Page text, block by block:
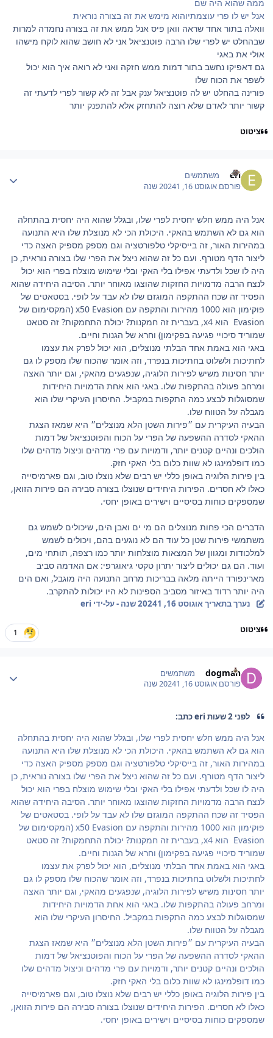
ממה שהוא היה שם
אנל יש לו פרי עוצמתיוהוא מימש את זה בצורה נוראית
וואלה בתור אחד שראה וואן פיס אנל ממש את זה בצורה נחמדה למרות
שבהחלט יש לפרי שלו הרבה פוטנציאל אני לא חושב שהוא לוקח מישהו
אולי את באגי
גם דאפיקו נחשב בתור דמות ממש חזקה ואני לא רואה איך הוא יכול
לשפר את הכוח שלו
פורינה בהחלט יש לה פוטנציאל ענק אבל זה לא קשור לפרי לדעתי זה
קשור יותר לאדם שלא רוצה להתחזק אלא להתפנק יותר
ציטוט
eri משתמשים
פורסםאוגוסט 16, 2024 1 שנה
אנל היה ממש חלש יחסית לפרי שלו, ובגלל שהוא היה יחסית בהתחלה
הוא גם לא השתמש בהאקי. היכולת הכי לא מנוצלת שלו היא התנועה
במהירות האור, זה בייסיקלי טלפורטציה וגם מספק מספיק האצה כדי
ליצור הדף מטורף. ועם כל זה שהוא ניצל את הפרי שלו בצורה נוראית, כן
היה לו שכל ולדעתי אפילו בלי האקי ובלי שימוש מוצלח בפרי הוא יכול
לנצח הרבה מדמויות החזקות שהוצגו מאוחר יותר. הסיבה היחידה שהוא
הפסיד זה שכח ההתקפה המוגזם שלו לא עבד על לופי. בסטאטים של
פוקימון הוא 1000 מהירות והתקפה עם x50 Evasion (המקסימום של
Evasion הוא x4, בעברית זה חמקנות? יכולת התחמקות? זה סטאט
שמוריד סיכויי פגיעה בפקימון) וחרא של הגנות וחיים.
באגי הוא באמת אחד הבלתי מנוצלים, הוא יכול לפרק את עצמו
לחתיכות ולשלוט בחתיכות בנפרד, וזה אומר שהכוח שלו מספק לו גם
יותר חסינות משיש לפירות הלוגיה, שנפגעים מהאקי, וגם יותר האצה
ומרחב פעולה בהתקפות שלו. באגי הוא אחת הדמויות היחידות
שמסוגלות לבצע כמה התקפות במקביל. החיסרון העיקרי שלו הוא
מגבלה על הטווח שלו.
הבעיה העיקרית עם ״פירות השטן הלא מנוצלים״ היא שמאז הצגת
ההאקי לסדרה ההשפעה של הפרי על הכוח והפוטנציאל של דמות
הולכים ונהיים קטנים יותר, ודמויות עם פרי מדהים וניצול מדהים שלו
כמו דופלמינגו לא שוות כלום בלי האקי חזק.
בין פירות הלוגיה באופן כללי יש רבים שלא נוצלו טוב, וגם פארמיסייה
כאלו לא חסרים. הפירות היחידים שנוצלו בצורה סבירה הם פירות הזואן,
שמספקים כוחות בסיסיים וישירים באופן יחסי.
הדברים הכי פחות מנוצלים הם מי ים ואבן הים, שיכולים לשמש גם
משתמשי פירות שטן כל עוד הם לא נוגעים בהם, ויכולים לשמש
למלכודות ומגוון של המצאות מוצלחות יותר כמו רצפה, תותחי מים,
ועוד. הם גם יכולים ליצור יתרון טקטי גיאוגרפי: אם האדמה סביב
מארינפורד הייתה מלאה בבריכות מרחב התנועה היה מוגבל, ואם הים
היה יותר רדוד באיזור מסביב הספינות לא היו יכולות להתקרב.
נערך בתאריךאוגוסט 16, 2024 1 שנה - על-ידי eri
ציטוט 1
dogman משתמשים
פורסםאוגוסט 16, 2024 1 שנה
לפני 2 שעות eri כתב:
אנל היה ממש חלש יחסית לפרי שלו, ובגלל שהוא היה יחסית בהתחלה
הוא גם לא השתמש בהאקי. היכולת הכי לא מנוצלת שלו היא התנועה
במהירות האור, זה בייסיקלי טלפורטציה וגם מספק מספיק האצה כדי
ליצור הדף מטורף. ועם כל זה שהוא ניצל את הפרי שלו בצורה נוראית, כן
היה לו שכל ולדעתי אפילו בלי האקי ובלי שימוש מוצלח בפרי הוא יכול
לנצח הרבה מדמויות החזקות שהוצגו מאוחר יותר. הסיבה היחידה שהוא
הפסיד זה שכח ההתקפה המוגזם שלו לא עבד על לופי. בסטאטים של
פוקימון הוא 1000 מהירות והתקפה עם x50 Evasion (המקסימום של
Evasion הוא x4, בעברית זה חמקנות? יכולת התחמקות? זה סטאט
שמוריד סיכויי פגיעה בפקימון) וחרא של הגנות וחיים.
באגי הוא באמת אחד הבלתי מנוצלים, הוא יכול לפרק את עצמו
לחתיכות ולשלוט בחתיכות בנפרד, וזה אומר שהכוח שלו מספק לו גם
יותר חסינות משיש לפירות הלוגיה, שנפגעים מהאקי, וגם יותר האצה
ומרחב פעולה בהתקפות שלו. באגי הוא אחת הדמויות היחידות
שמסוגלות לבצע כמה התקפות במקביל. החיסרון העיקרי שלו הוא
מגבלה על הטווח שלו.
הבעיה העיקרית עם ״פירות השטן הלא מנוצלים״ היא שמאז הצגת
ההאקי לסדרה ההשפעה של הפרי על הכוח והפוטנציאל של דמות
הולכים ונהיים קטנים יותר, ודמויות עם פרי מדהים וניצול מדהים שלו
כמו דופלמינגו לא שוות כלום בלי האקי חזק.
בין פירות הלוגיה באופן כללי יש רבים שלא נוצלו טוב, וגם פארמיסייה
כאלו לא חסרים. הפירות היחידים שנוצלו בצורה סבירה הם פירות הזואן,
שמספקים כוחות בסיסיים וישירים באופן יחסי.